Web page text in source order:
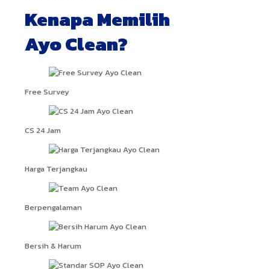
Kenapa Memilih
Ayo Clean?
Free Survey
CS 24 Jam
Harga Terjangkau
Berpengalaman
Bersih & Harum